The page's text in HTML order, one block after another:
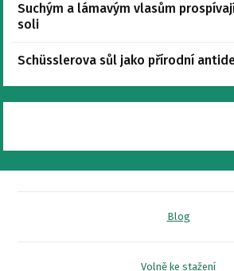
Suchým a lámavým vlasům
soli
Schüsslerova sůl jako přírodní
Blog
Volně ke stažení